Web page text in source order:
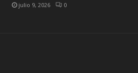
julio 9, 2026 0